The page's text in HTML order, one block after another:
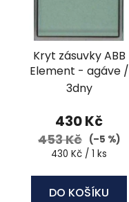
Kryt zásuvky ABB
Element - agáve /
ledová bílá
3dny
430 Kč
453 Kč (–5 %)
Měrná
430 Kč / 1 ks
DO KOŠÍKU